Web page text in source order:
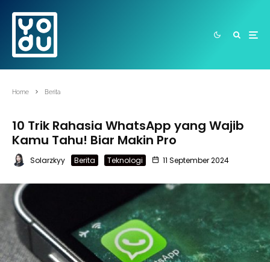
Home Berita
10 Trik Rahasia WhatsApp yang Wajib
Kamu Tahu! Biar Makin Pro
Solarzkyy Berita Teknologi 11 September 2024